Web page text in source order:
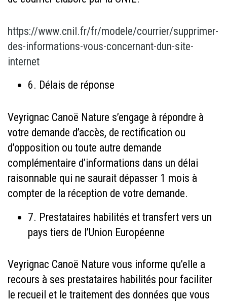
https://www.cnil.fr/fr/modele/courrier/supprimer-
des-informations-vous-concernant-dun-site-
internet
6. Délais de réponse
Veyrignac Canoë Nature s’engage à répondre à
votre demande d’accès, de rectification ou
d’opposition ou toute autre demande
complémentaire d’informations dans un délai
raisonnable qui ne saurait dépasser 1 mois à
compter de la réception de votre demande.
7. Prestataires habilités et transfert vers un
pays tiers de l’Union Européenne
Veyrignac Canoë Nature vous informe qu’elle a
recours à ses prestataires habilités pour faciliter
le recueil et le traitement des données que vous